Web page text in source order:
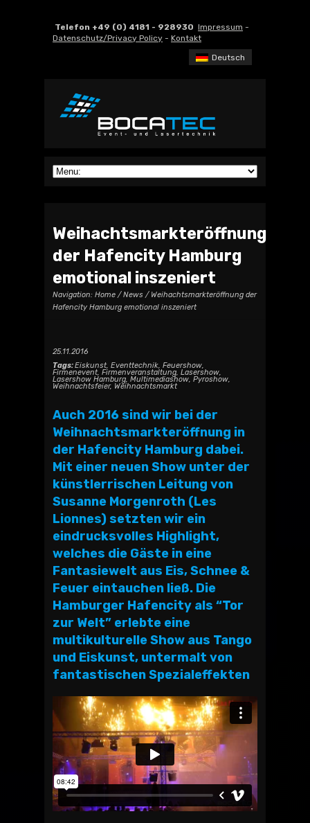
Telefon +49 (0) 4181 - 928930 Impressum -
Datenschutz/Privacy Policy - Kontakt
Deutsch
Weihachtsmarkteröffnung
der Hafencity Hamburg
emotional inszeniert
Navigation: Home /News / Weihachtsmarkteröffnung der
Hafencity Hamburg emotional inszeniert
25.11.2016
Tags:Eiskunst, Eventtechnik, Feuershow,
Firmenevent, Firmenveranstaltung, Lasershow,
Lasershow Hamburg, Multimediashow, Pyroshow,
Weihnachtsfeier, Weihnachtsmarkt
Auch 2016 sind wir bei der
Weihnachtsmarkteröffnung in
der Hafencity Hamburg dabei.
Mit einer neuen Show unter der
künstlerrischen Leitung von
Susanne Morgenroth (Les
Lionnes) setzten wir ein
eindrucksvolles Highlight,
welches die Gäste in eine
Fantasiewelt aus Eis, Schnee &
Feuer eintauchen ließ. Die
Hamburger Hafencity als “Tor
zur Welt” erlebte eine
multikulturelle Show aus Tango
und Eiskunst, untermalt von
fantastischen Spezialeffekten